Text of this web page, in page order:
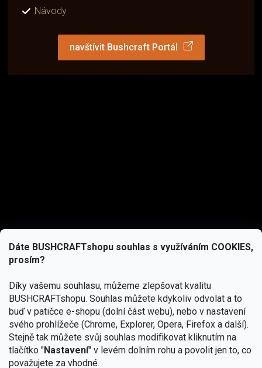
Dáte BUSHCRAFTshopu souhlas s využíváním COOKIES,
prosím?
Díky vašemu souhlasu, můžeme zlepšovat kvalitu
BUSHCRAFTshopu. Souhlas můžete kdykoliv odvolat a to
buď v patičce e-shopu (dolní část webu), nebo v nastavení
svého prohlížeče (Chrome, Explorer, Opera, Firefox a další).
Stejně tak můžete svůj souhlas modifikovat kliknutím na
tlačítko "Nastavení" v levém dolním rohu a povolit jen to, co
považujete za vhodné.
Návody
navštívit Bushcraft Portál